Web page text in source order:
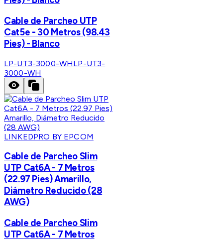
Cable de Parcheo UTP
Cat5e - 30 Metros (98.43
Pies) - Blanco
LP-UT3-3000-WHLP-UT3-
3000-WH
LINKEDPRO BY EPCOM
Cable de Parcheo Slim
UTP Cat6A - 7 Metros
(22.97 Pies) Amarillo,
Diámetro Reducido (28
AWG)
Cable de Parcheo Slim
UTP Cat6A - 7 Metros